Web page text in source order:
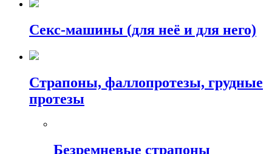
Секс-машины (для неё и для него)
Страпоны, фаллопротезы, грудные
протезы
Безремневые страпоны